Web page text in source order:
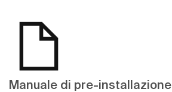
Manuale di pre-installazione